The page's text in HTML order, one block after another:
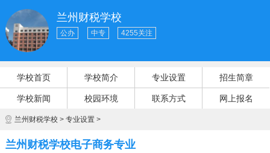
兰州财税学校
公办 中专 4255关注
学校首页 学校简介 专业设置 招生简章
学校新闻 校园环境 联系方式 网上报名
兰州财税学校> 专业设置>
兰州财税学校电子商务专业